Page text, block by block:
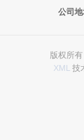
公司地
版权所
XML 技